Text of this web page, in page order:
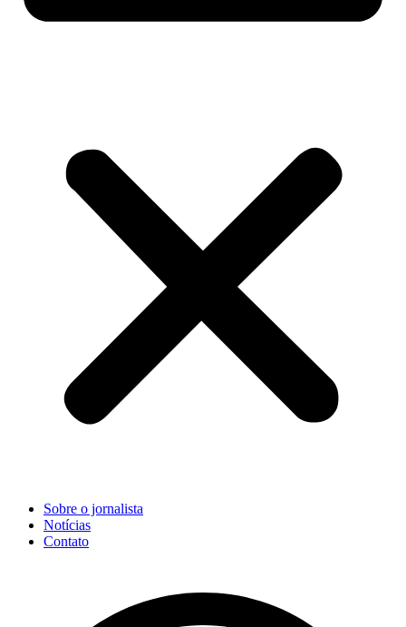
Sobre o jornalista
Notícias
Contato